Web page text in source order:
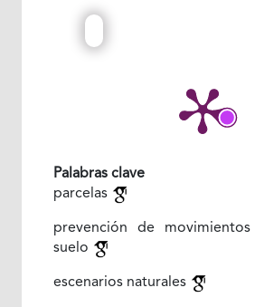
Palabras clave
parcelas
prevención de
suelo
escenarios naturales